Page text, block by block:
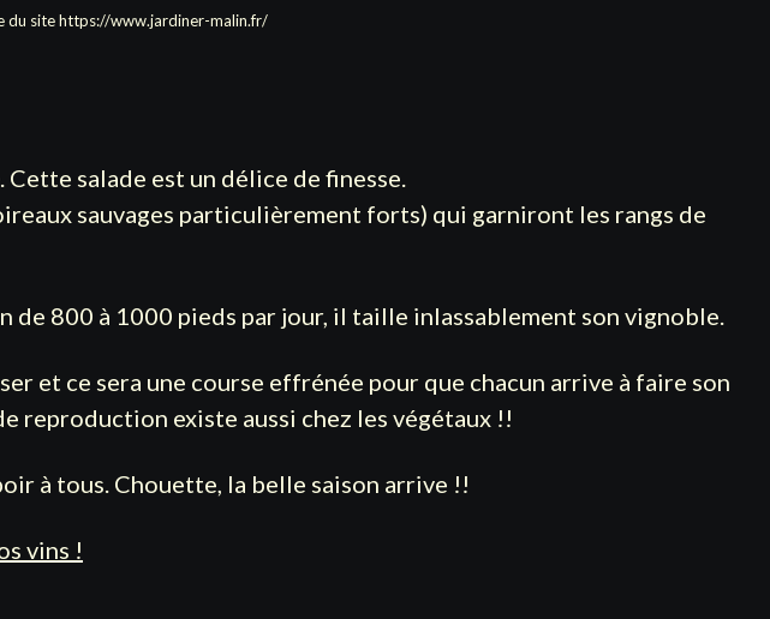
du sitehttps://www.jardiner-malin.fr/
. Cette salade est un délice de finesse.
sauvages particulièrement forts) qui garniront les rangs de
800 à 1000 pieds par jour, il taille inlassablement son vignoble.
et ce sera une course effrénée pour que chacun arrive à faire son
reproduction existe aussi chez les végétaux !!
à tous. Chouette, la belle saison arrive !!
vins !